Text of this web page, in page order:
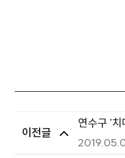
이전글
연수구 '치
자' 모집